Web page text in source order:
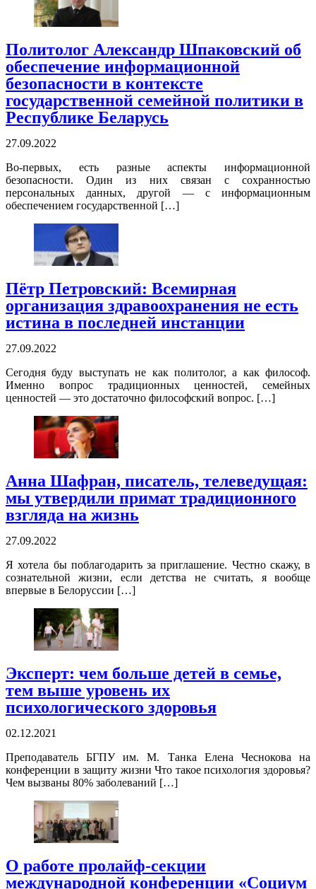
Политолог Александр Шпаковский об
обеспечение информационной
безопасности в контексте
государственной семейной политики в
Республике Беларусь
27.09.2022
Во-первых, есть разные аспекты информационной
безопасности. Один из них связан с сохранностью
персональных данных, другой — с информационным
обеспечением государственной […]
Пётр Петровский: Всемирная
организация здравоохранения не есть
истина в последней инстанции
27.09.2022
Сегодня буду выступать не как политолог, а как философ.
Именно вопрос традиционных ценностей, семейных
ценностей — это достаточно философский вопрос. […]
Анна Шафран, писатель, телеведущая:
мы утвердили примат традиционного
взгляда на жизнь
27.09.2022
Я хотела бы поблагодарить за приглашение. Честно скажу, в
сознательной жизни, если детства не считать, я вообще
впервые в Белоруссии […]
Эксперт: чем больше детей в семье,
тем выше уровень их
психологического здоровья
02.12.2021
Преподаватель БГПУ им. М. Танка Елена Чеснокова на
конференции в защиту жизни Что такое психология здоровья?
Чем вызваны 80% заболеваний […]
О работе пролайф-секции
международной конференции «Социум